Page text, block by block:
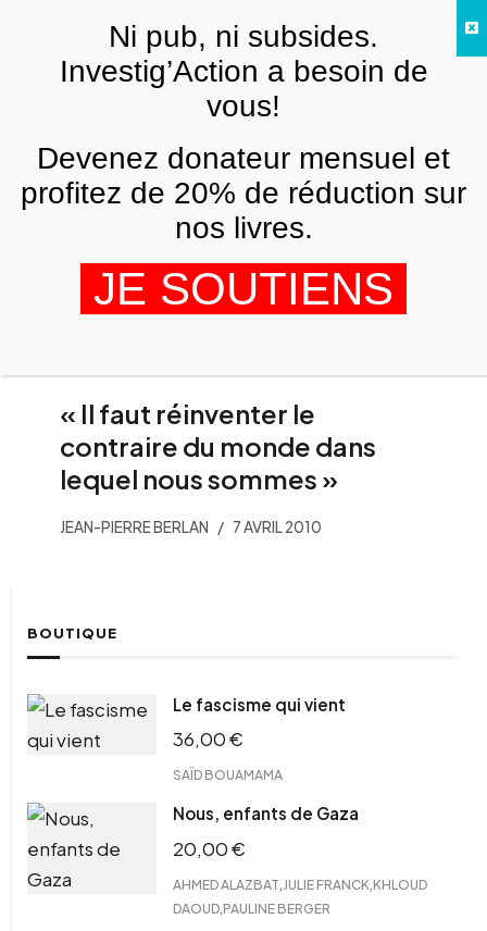
Jean-Pierre Berlan
« Il faut réinventer le
contraire du monde dans
lequel nous sommes »
JEAN-PIERRE BERLAN 7 AVRIL 2010
BOUTIQUE
Le fascisme qui vient
36,00€
SAÏD BOUAMAMA
Nous, enfants de Gaza
20,00€
AHMED ALAZBAT JULIE FRANCK KHLOUD
DAOUD PAULINE BERGER
FRNi pub, ni subsides.
Investig’Action a besoin de
vous!
Devenez donateur mensuel et
profitez de 20% de réduction sur
nos livres.
JE SOUTIENS